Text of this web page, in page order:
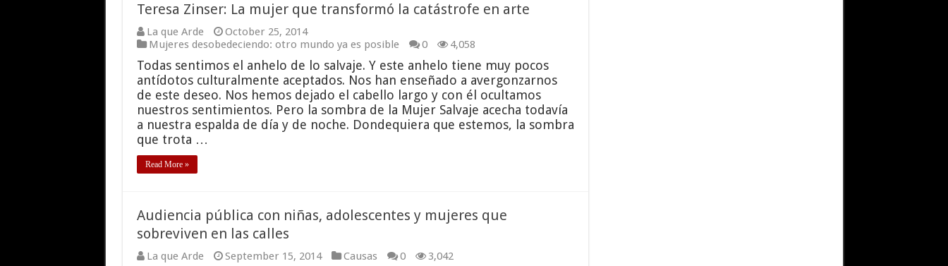
Teresa Zinser: La mujer que transformó la catástrofe en arte
La que Arde
October 25, 2014
Mujeres desobedeciendo: otro mundo ya es posible
0 4,058
Todas sentimos el anhelo de lo salvaje. Y este anhelo tiene muy pocos
antídotos culturalmente aceptados. Nos han enseñado a avergonzarnos
de este deseo. Nos hemos dejado el cabello largo y con él ocultamos
nuestros sentimientos. Pero la sombra de la Mujer Salvaje acecha todavía
a nuestra espalda de día y de noche. Dondequiera que estemos, la sombra
que trota …
Read More »
Audiencia pública con niñas, adolescentes y mujeres que
sobreviven en las calles
La que Arde September 15, 2014 Causas 0 3,042